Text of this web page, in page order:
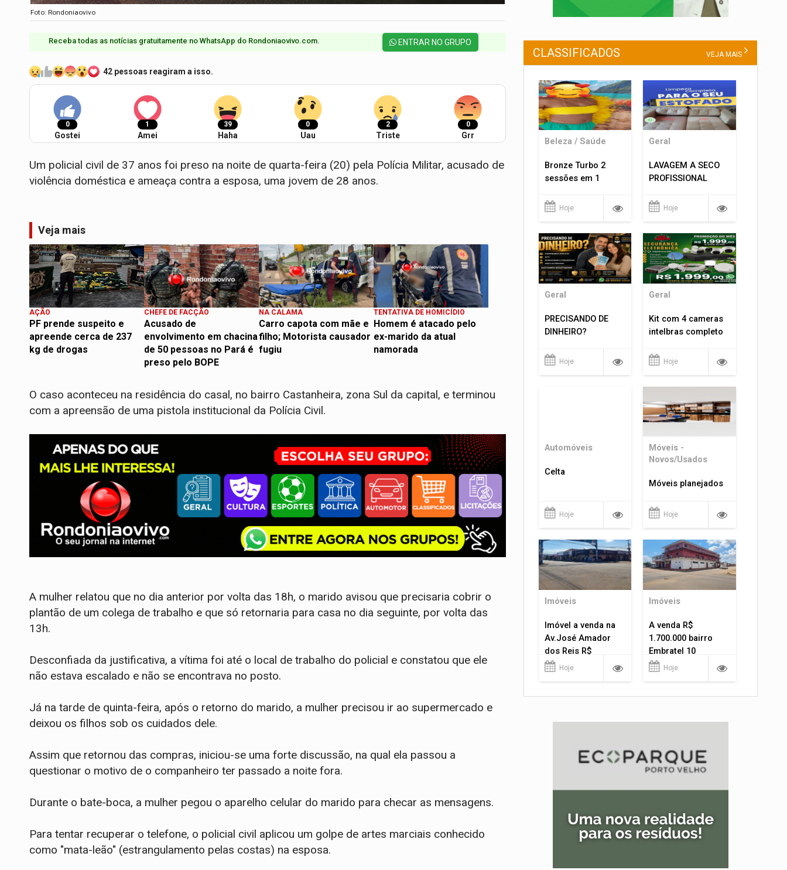
Foto: Rondoniaovivo
Receba todas as notícias gratuitamente no WhatsApp do Rondoniaovivo.com.​ ENTRAR NO GRUPO
42 pessoas reagiram a isso.
0
Gostei
1
Amei
39
Haha
0
Uau
2
Triste
0
Grr
Um policial civil de 37 anos foi preso na noite de quarta-feira (20) pela Polícia Militar, acusado de
violência doméstica e ameaça contra a esposa, uma jovem de 28 anos.
Veja mais
AÇÃO
PF prende suspeito e
apreende cerca de 237
kg de drogas
CHEFE DE FACÇÃO
Acusado de
envolvimento em chacina
de 50 pessoas no Pará é
preso pelo BOPE
NA CALAMA
Carro capota com mãe e
filho; Motorista causador
fugiu
TENTATIVA DE HOMICÍDIO
Homem é atacado pelo
ex-marido da atual
namorada
O caso aconteceu na residência do casal, no bairro Castanheira, zona Sul da capital, e terminou
com a apreensão de uma pistola institucional da Polícia Civil.
​A mulher relatou que no dia anterior por volta das 18h, o marido avisou que precisaria cobrir o
plantão de um colega de trabalho e que só retornaria para casa no dia seguinte, por volta das
13h.
Desconfiada da justificativa, a vítima foi até o local de trabalho do policial e constatou que ele
não estava escalado e não se encontrava no posto.
​Já na tarde de quinta-feira, após o retorno do marido, a mulher precisou ir ao supermercado e
deixou os filhos sob os cuidados dele.
Assim que retornou das compras, iniciou-se uma forte discussão, na qual ela passou a
questionar o motivo de o companheiro ter passado a noite fora.
​Durante o bate-boca, a mulher pegou o aparelho celular do marido para checar as mensagens.
Para tentar recuperar o telefone, o policial civil aplicou um golpe de artes marciais conhecido
como "mata-leão" (estrangulamento pelas costas) na esposa.
CLASSIFICADOS VEJA MAIS
Beleza / Saúde
Bronze Turbo 2
sessões em 1
Hoje
Geral
LAVAGEM A SECO
PROFISSIONAL
Hoje
Geral
PRECISANDO DE
DINHEIRO?
Hoje
Geral
Kit com 4 cameras
intelbras completo
Hoje
Automóveis
Celta
Hoje
Móveis -
Novos/Usados
Móveis planejados
Hoje
Imóveis
Imóvel a venda na
Av.José Amador
dos Reis R$
1.400.000
Hoje
Imóveis
A venda R$
1.700.000 bairro
Embratel 10
apartamentos!
Hoje